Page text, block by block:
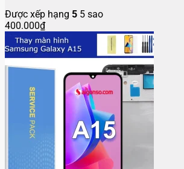
Được xếp hạng 5 5 sao
400.000₫